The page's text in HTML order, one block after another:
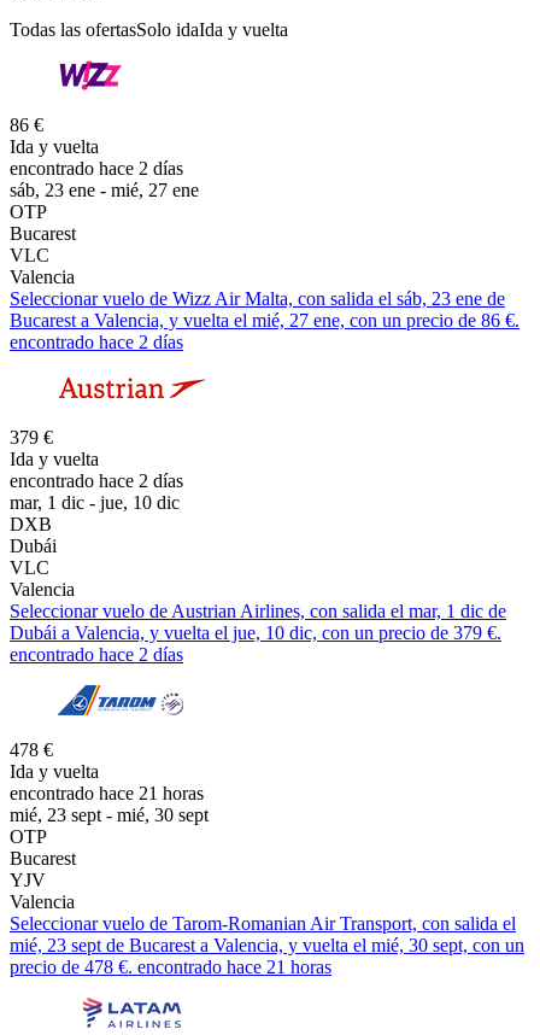
Todas las ofertasSolo idaIda y vuelta
86 €
Ida y vuelta
encontrado hace 2 días
sáb, 23 ene - mié, 27 ene
OTP
Bucarest
VLC
Valencia
Seleccionar vuelo de Wizz Air Malta, con salida el sáb, 23 ene de
Bucarest a Valencia, y vuelta el mié, 27 ene, con un precio de 86 €.
encontrado hace 2 días
379 €
Ida y vuelta
encontrado hace 2 días
mar, 1 dic - jue, 10 dic
DXB
Dubái
VLC
Valencia
Seleccionar vuelo de Austrian Airlines, con salida el mar, 1 dic de
Dubái a Valencia, y vuelta el jue, 10 dic, con un precio de 379 €.
encontrado hace 2 días
478 €
Ida y vuelta
encontrado hace 21 horas
mié, 23 sept - mié, 30 sept
OTP
Bucarest
YJV
Valencia
Seleccionar vuelo de Tarom-Romanian Air Transport, con salida el
mié, 23 sept de Bucarest a Valencia, y vuelta el mié, 30 sept, con un
precio de 478 €. encontrado hace 21 horas